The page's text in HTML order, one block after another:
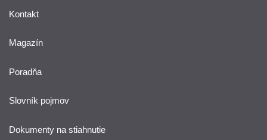
Kontakt
Magazín
Poradňa
Slovník pojmov
Dokumenty na stiahnutie